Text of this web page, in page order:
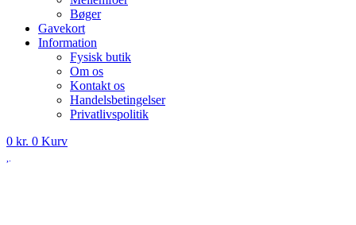
Bøger
Gavekort
Information
Fysisk butik
Om os
Kontakt os
Handelsbetingelser
Privatlivspolitik
0 kr. 0 Kurv